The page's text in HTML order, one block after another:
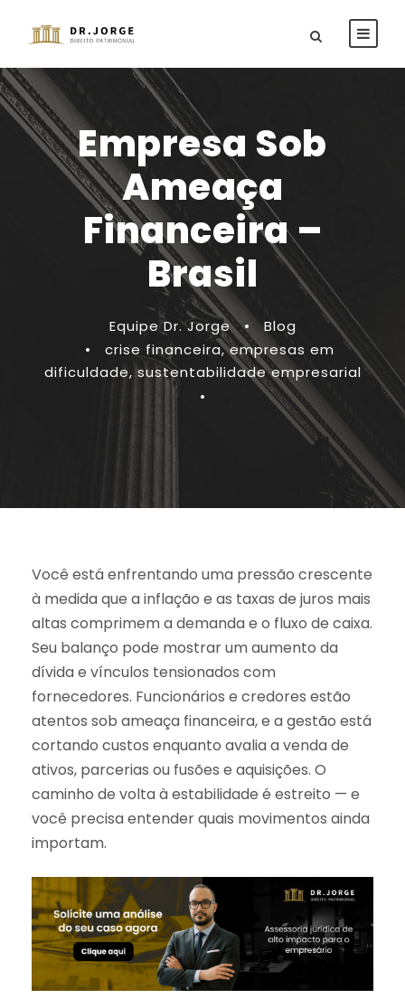
Empresa Sob
Ameaça
Financeira –
Brasil
Equipe Dr. Jorge •
Blog
•
crise financeira, empresas em
dificuldade, sustentabilidade empresarial
•
Você está enfrentando uma pressão crescente
à medida que a inflação e as taxas de juros mais
altas comprimem a demanda e o fluxo de caixa.
Seu balanço pode mostrar um aumento da
dívida e vínculos tensionados com
fornecedores. Funcionários e credores estão
atentos sob ameaça financeira, e a gestão está
cortando custos enquanto avalia a venda de
ativos, parcerias ou fusões e aquisições. O
caminho de volta à estabilidade é estreito — e
você precisa entender quais movimentos ainda
importam.